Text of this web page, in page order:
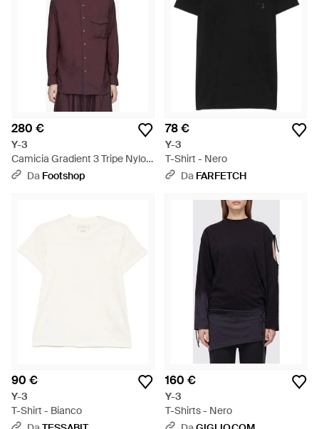
280 €
Y-3
Camicia Gradient 3 Tripe Nylon
Overhirt Uniex - Viola
Da Footshop
78 €
Y-3
T-Shirt - Nero
Da FARFETCH
90 €
Y-3
T-Shirt - Bianco
160 €
Y-3
T-Shirts - Nero